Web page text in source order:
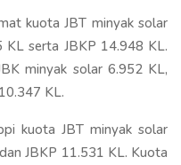
kuota JBT minyak solar
serta JBKP 14.948 KL.
minyak solar 6.952 KL,
KL.
kuota JBT minyak solar
JBKP 11.531 KL. Kuota